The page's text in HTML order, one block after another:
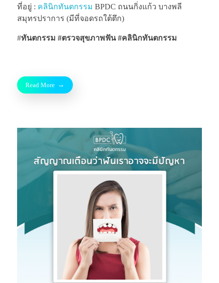
ที่อยู่ : คลินิกทันตกรรม BPDC ถนนกิ่งแก้ว บางพลี
สมุทรปราการ (มีที่จอดรถใต้ตึก)
#ทันตกรรม #ตรวจสุขภาพฟัน #คลินิกทันตกรรม
Read More